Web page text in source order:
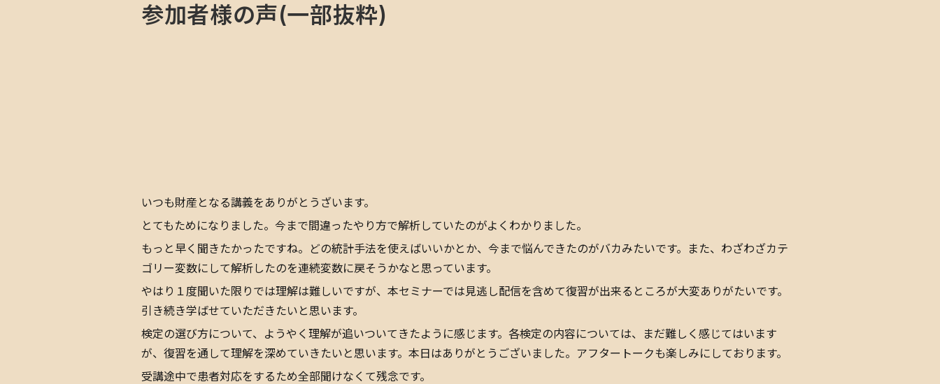
参加者様の声(一部抜粋)
いつも財産となる講義をありがとうざいます。
とてもためになりました。今まで間違ったやり方で解析していたのがよくわかりました。
もっと早く聞きたかったですね。どの統計手法を使えばいいかとか、今まで悩んできたのがバカみたいです。また、わざわざカテ
ゴリー変数にして解析したのを連続変数に戻そうかなと思っています。
やはり１度聞いた限りでは理解は難しいですが、本セミナーでは見逃し配信を含めて復習が出来るところが大変ありがたいです。
引き続き学ばせていただきたいと思います。
検定の選び方について、ようやく理解が追いついてきたように感じます。各検定の内容については、まだ難しく感じてはいます
が、復習を通して理解を深めていきたいと思います。本日はありがとうございました。アフタートークも楽しみにしております。
受講途中で患者対応をするため全部聞けなくて残念です。